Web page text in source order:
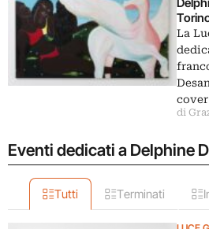
La
di
Eventi dedicati a Delphine
Tutti Terminati